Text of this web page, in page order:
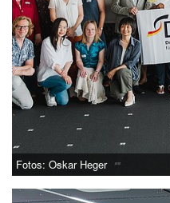
Fotos: Oskar Heger